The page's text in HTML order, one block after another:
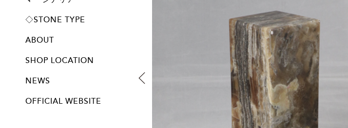
◇STONE TYPE
ABOUT
SHOP LOCATION
NEWS
OFFICIAL WEBSITE